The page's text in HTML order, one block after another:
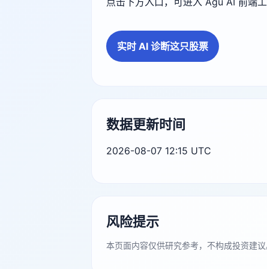
实时 AI 诊断这只股票
数据更新时间
2026-08-07 12:15 UTC
风险提示
本页面内容仅供研究参考，不构成投资建